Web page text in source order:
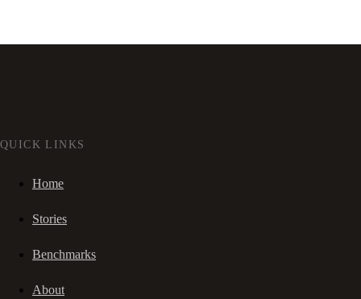
QUICK LINKS
Home
Stories
Benchmarks
About